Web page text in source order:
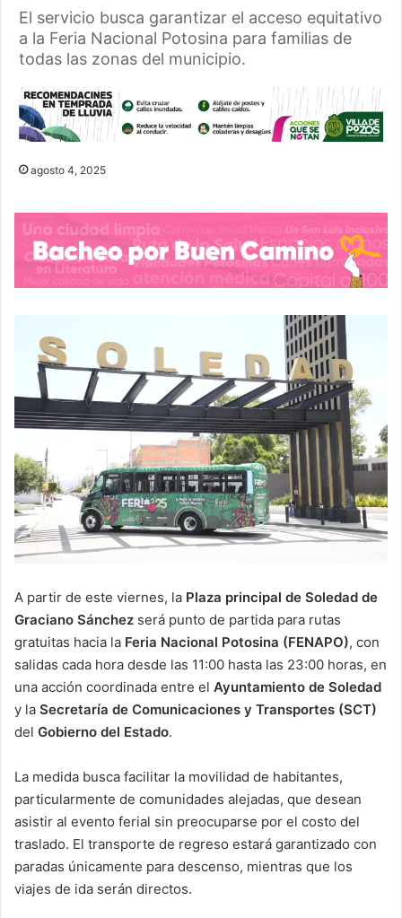
El servicio busca garantizar el acceso equitativo
a la Feria Nacional Potosina para familias de
todas las zonas del municipio.
agosto 4, 2025
A partir de este viernes, la Plaza principal de Soledad de
Graciano Sánchez será punto de partida para rutas
gratuitas hacia la Feria Nacional Potosina (FENAPO), con
salidas cada hora desde las 11:00 hasta las 23:00 horas, en
una acción coordinada entre el Ayuntamiento de Soledad
y la Secretaría de Comunicaciones y Transportes (SCT)
del Gobierno del Estado.
La medida busca facilitar la movilidad de habitantes,
particularmente de comunidades alejadas, que desean
asistir al evento ferial sin preocuparse por el costo del
traslado. El transporte de regreso estará garantizado con
paradas únicamente para descenso, mientras que los
viajes de ida serán directos.